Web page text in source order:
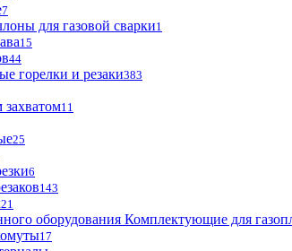
7
для газовой сварки1
15
44
горелки и резаки383
захватом11
25
6
143
21
Комплектующие для
17